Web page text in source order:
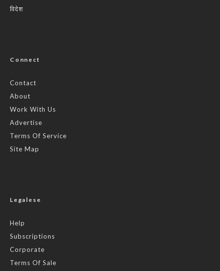
विदेश
Connect
Contact
About
Work With Us
Advertise
Terms Of Service
Site Map
Legalese
Help
Subscriptions
Corporate
Terms Of Sale